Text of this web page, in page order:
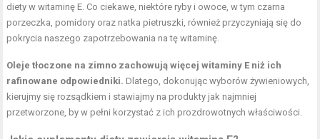
diety w witaminę E. Co ciekawe, niektóre ryby i owoce, w tym czarna
porzeczka, pomidory oraz natka pietruszki, również przyczyniają się do
pokrycia naszego zapotrzebowania na tę witaminę.
Oleje tłoczone na zimno zachowują więcej witaminy E niż ich
rafinowane odpowiedniki. Dlatego, dokonując wyborów żywieniowych,
kierujmy się rozsądkiem i stawiajmy na produkty jak najmniej
przetworzone, by w pełni korzystać z ich prozdrowotnych właściwości.